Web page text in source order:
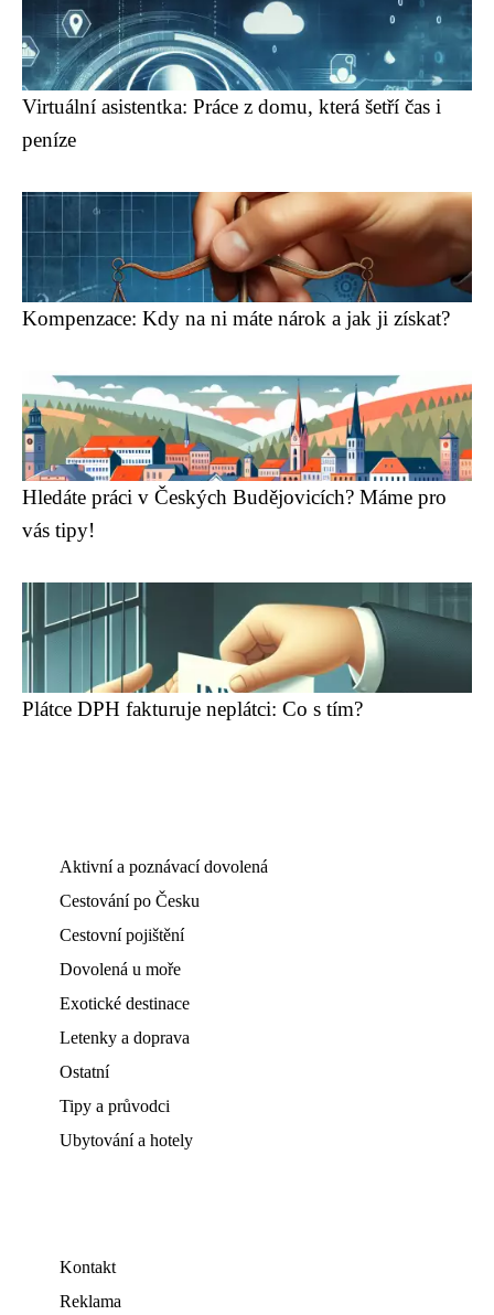
Virtuální asistentka: Práce z domu, která šetří čas i
peníze
Kompenzace: Kdy na ni máte nárok a jak ji získat?
Hledáte práci v Českých Budějovicích? Máme pro
vás tipy!
Plátce DPH fakturuje neplátci: Co s tím?
Aktivní a poznávací dovolená
Cestování po Česku
Cestovní pojištění
Dovolená u moře
Exotické destinace
Letenky a doprava
Ostatní
Tipy a průvodci
Ubytování a hotely
Kontakt
Reklama